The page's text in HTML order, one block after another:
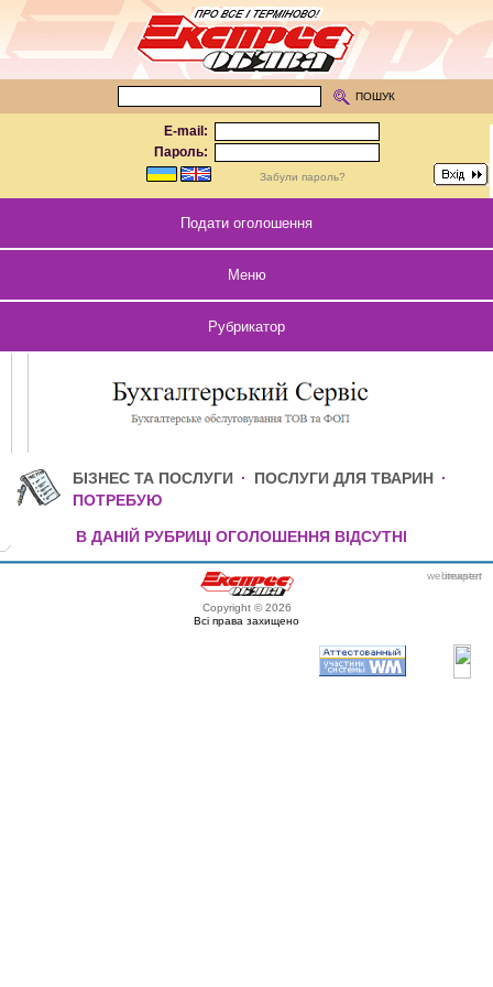
E-mail:
Пароль:
Забули пароль?
ПОШУК
Подати оголошення
Меню
Рубрикатор
БІЗНЕС ТА ПОСЛУГИ · ПОСЛУГИ ДЛЯ ТВАРИН ·
ПОТРЕБУЮ
В ДАНІЙ РУБРИЦІ ОГОЛОШЕННЯ ВІДСУТНІ
Copyright © 2026
Всі права захищено
webmaster
itexpert